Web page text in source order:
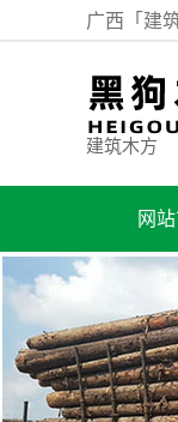
广西「建
建筑木方
网